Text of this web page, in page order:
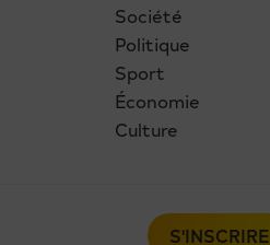
Société
Politique
Sport
Économie
Culture
S'INSCRIRE